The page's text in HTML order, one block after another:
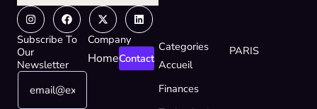
InstagramFacebook
X-
twitter
Linkedin
Subscribe To
Our
Newsletter
E
a
E
a
Company
HomeContact
Categories
Accueil
Finances
PARIS